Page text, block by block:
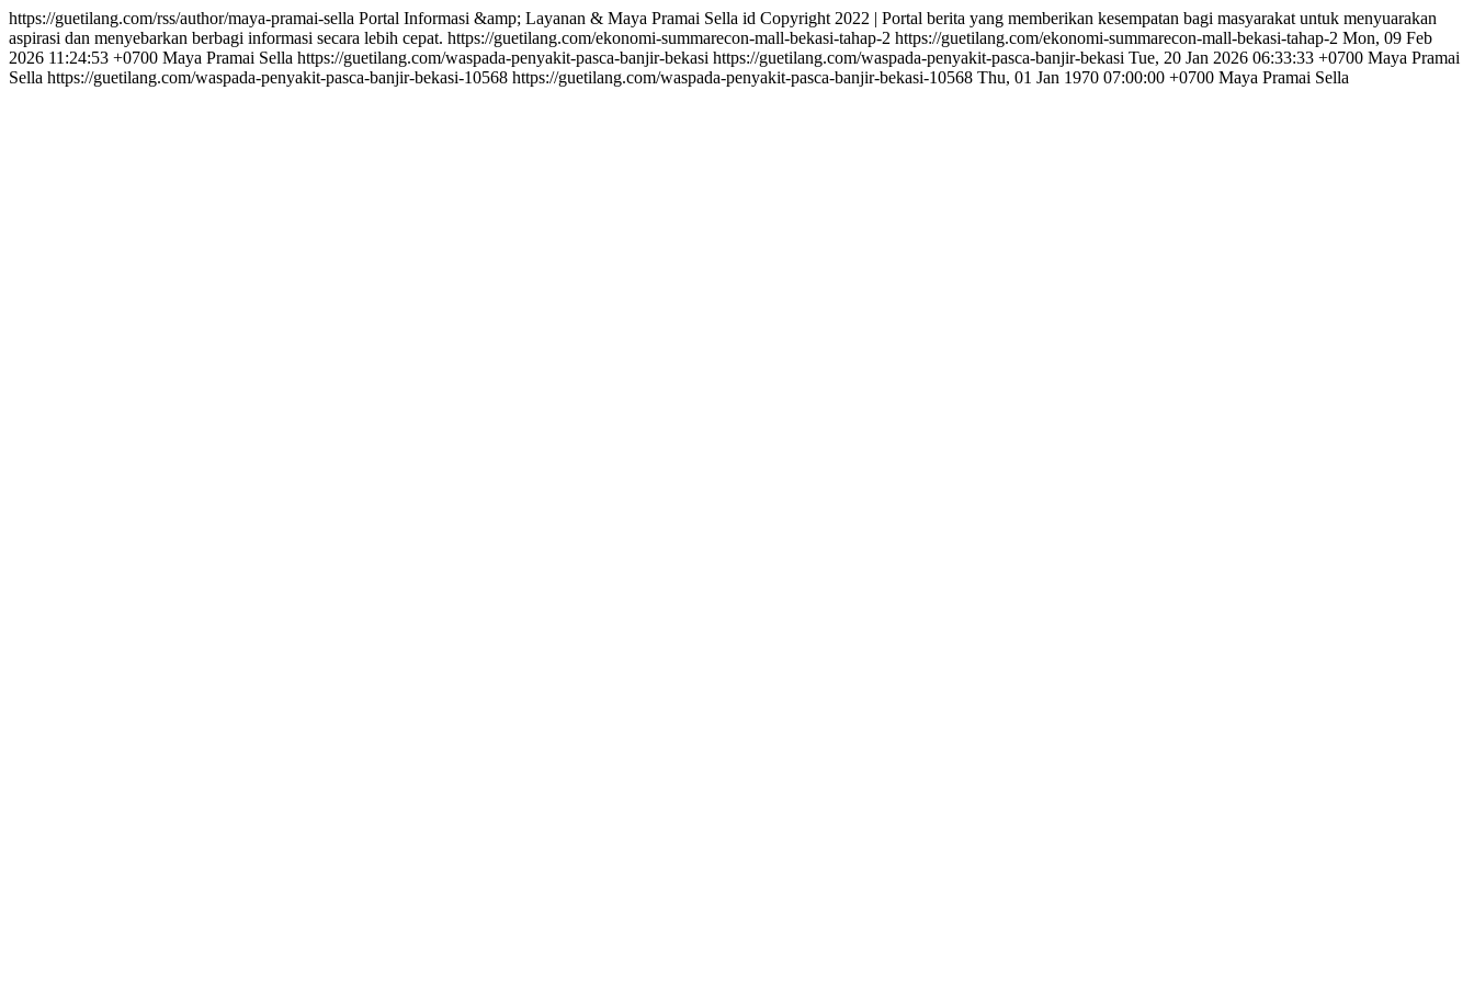
https://guetilang.com/rss/author/maya-pramai-sella Portal Informasi &amp; Layanan & Maya Pramai Sella id Copyright 2022 | Portal berita yang memberikan kesempatan bagi masyarakat untuk menyuarakan
aspirasi dan menyebarkan berbagi informasi secara lebih cepat. https://guetilang.com/ekonomi-summarecon-mall-bekasi-tahap-2 https://guetilang.com/ekonomi-summarecon-mall-bekasi-tahap-2 Mon, 09 Feb
2026 11:24:53 +0700 Maya Pramai Sella https://guetilang.com/waspada-penyakit-pasca-banjir-bekasi https://guetilang.com/waspada-penyakit-pasca-banjir-bekasi Tue, 20 Jan 2026 06:33:33 +0700 Maya Pramai
Sella https://guetilang.com/waspada-penyakit-pasca-banjir-bekasi-10568 https://guetilang.com/waspada-penyakit-pasca-banjir-bekasi-10568 Thu, 01 Jan 1970 07:00:00 +0700 Maya Pramai Sella